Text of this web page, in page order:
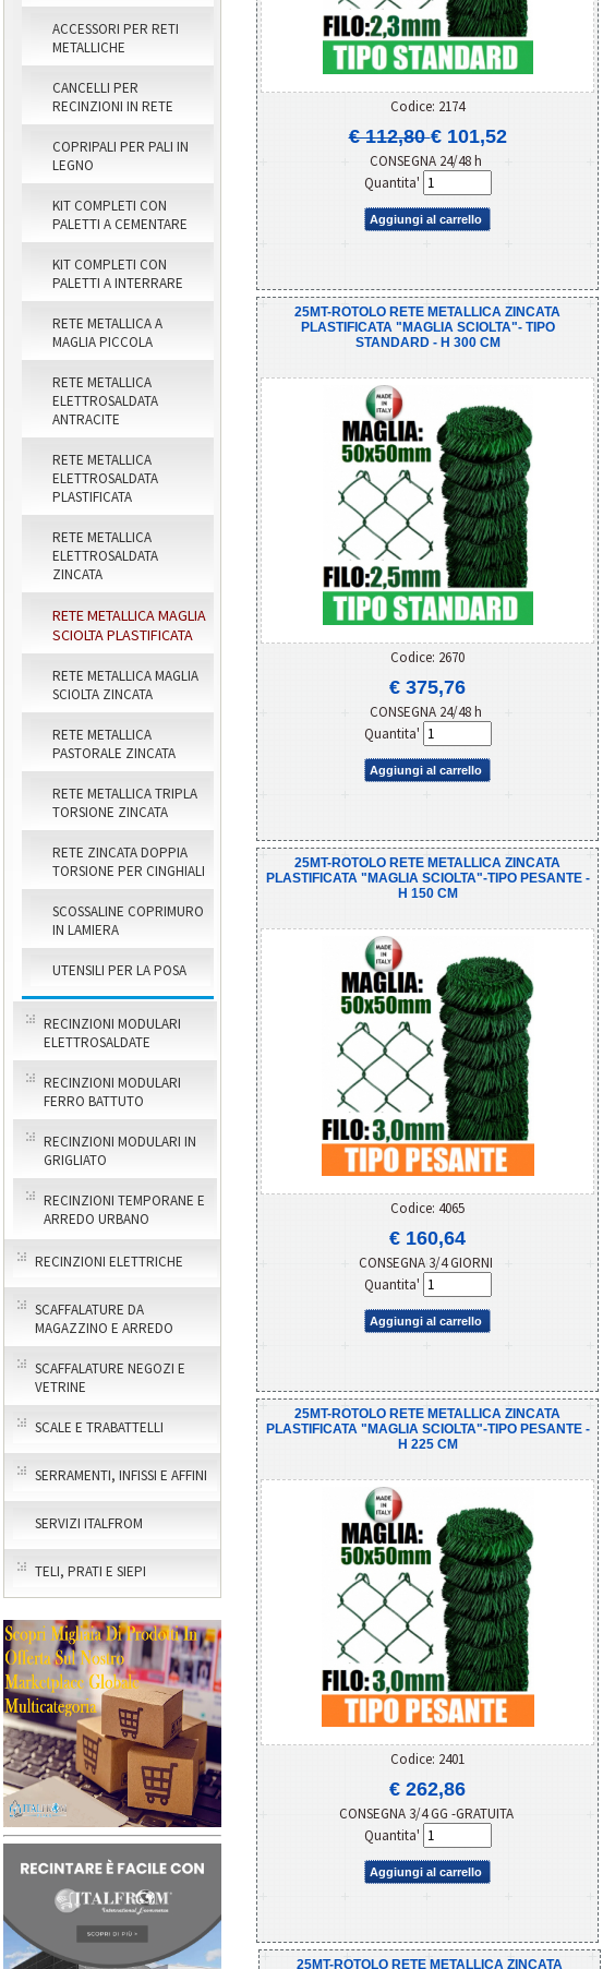
ACCESSORI PER RETI
METALLICHE
CANCELLI PER
RECINZIONI IN RETE
COPRIPALI PER PALI IN
LEGNO
KIT COMPLETI CON
PALETTI A CEMENTARE
KIT COMPLETI CON
PALETTI A INTERRARE
RETE METALLICA A
MAGLIA PICCOLA
RETE METALLICA
ELETTROSALDATA
ANTRACITE
RETE METALLICA
ELETTROSALDATA
PLASTIFICATA
RETE METALLICA
ELETTROSALDATA
ZINCATA
RETE METALLICA MAGLIA
SCIOLTA PLASTIFICATA
RETE METALLICA MAGLIA
SCIOLTA ZINCATA
RETE METALLICA
PASTORALE ZINCATA
RETE METALLICA TRIPLA
TORSIONE ZINCATA
RETE ZINCATA DOPPIA
TORSIONE PER CINGHIALI
SCOSSALINE COPRIMURO
IN LAMIERA
UTENSILI PER LA POSA
RECINZIONI MODULARI
ELETTROSALDATE
RECINZIONI MODULARI
FERRO BATTUTO
RECINZIONI MODULARI IN
GRIGLIATO
RECINZIONI TEMPORANE E
ARREDO URBANO
RECINZIONI ELETTRICHE
SCAFFALATURE DA
MAGAZZINO E ARREDO
SCAFFALATURE NEGOZI E
VETRINE
SCALE E TRABATTELLI
SERRAMENTI, INFISSI E AFFINI
SERVIZI ITALFROM
TELI, PRATI E SIEPI
Codice: 2174
€ 112,80€ 101,52
CONSEGNA 24/48 h
Quantita'
Aggiungi al carrello
25MT-ROTOLO RETE METALLICA ZINCATA
PLASTIFICATA "MAGLIA SCIOLTA"- TIPO
STANDARD - H 300 CM
Codice: 2670
€ 375,76
CONSEGNA 24/48 h
Quantita'
Aggiungi al carrello
25MT-ROTOLO RETE METALLICA ZINCATA
PLASTIFICATA "MAGLIA SCIOLTA"-TIPO PESANTE -
H 150 CM
Codice: 4065
€ 160,64
CONSEGNA 3/4 GIORNI
Quantita'
Aggiungi al carrello
25MT-ROTOLO RETE METALLICA ZINCATA
PLASTIFICATA "MAGLIA SCIOLTA"-TIPO PESANTE -
H 225 CM
Codice: 2401
€ 262,86
CONSEGNA 3/4 GG -GRATUITA
Quantita'
Aggiungi al carrello
25MT-ROTOLO RETE METALLICA ZINCATA